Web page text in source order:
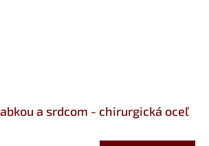
a srdcom - chirurgická oceľ